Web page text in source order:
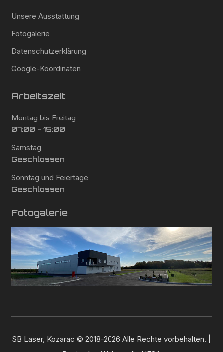
Unsere Ausstattung
Fotogalerie
Datenschutzerklärung
Google-Koordinaten
Arbeitszeit
Montag bis Freitag
07:00 - 15:00
Samstag
Geschlossen
Sonntag und Feiertage
Geschlossen
Fotogalerie
SB Laser, Kozarac © 2018-2026 Alle Rechte vorbehalten. |